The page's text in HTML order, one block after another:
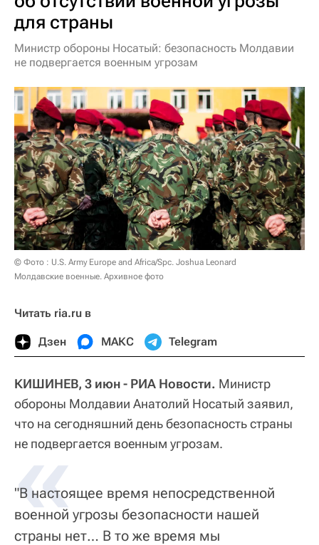
для страны
Министр обороны Носатый: безопасность Молдавии
не подвергается военным угрозам
© Фото : U.S. Army Europe and Africa/Spc. Joshua Leonard
Молдавские военные. Архивное фото
Читать ria.ru в
Дзен МАКС Telegram
КИШИНЕВ, 3 июн - РИА Новости. Министр
обороны Молдавии Анатолий Носатый заявил,
что на сегодняшний день безопасность страны
не подвергается военным угрозам.
«
"В настоящее время непосредственной
военной угрозы безопасности нашей
страны нет… В то же время мы